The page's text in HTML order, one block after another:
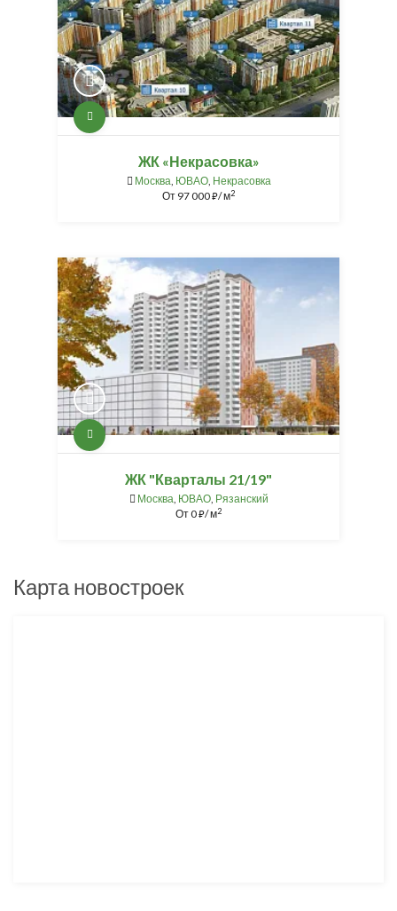
ЖК «Некрасовка»
Москва, ЮВАО, Некрасовка
От 97 000⃏/ м2
ЖК "Кварталы 21/19"
Москва, ЮВАО, Рязанский
От0⃏/ м2
Карта новостроек